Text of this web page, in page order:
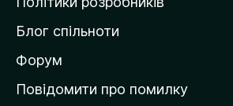
і
в
к
Блог спільноти
Форум
Повідомити про помилку